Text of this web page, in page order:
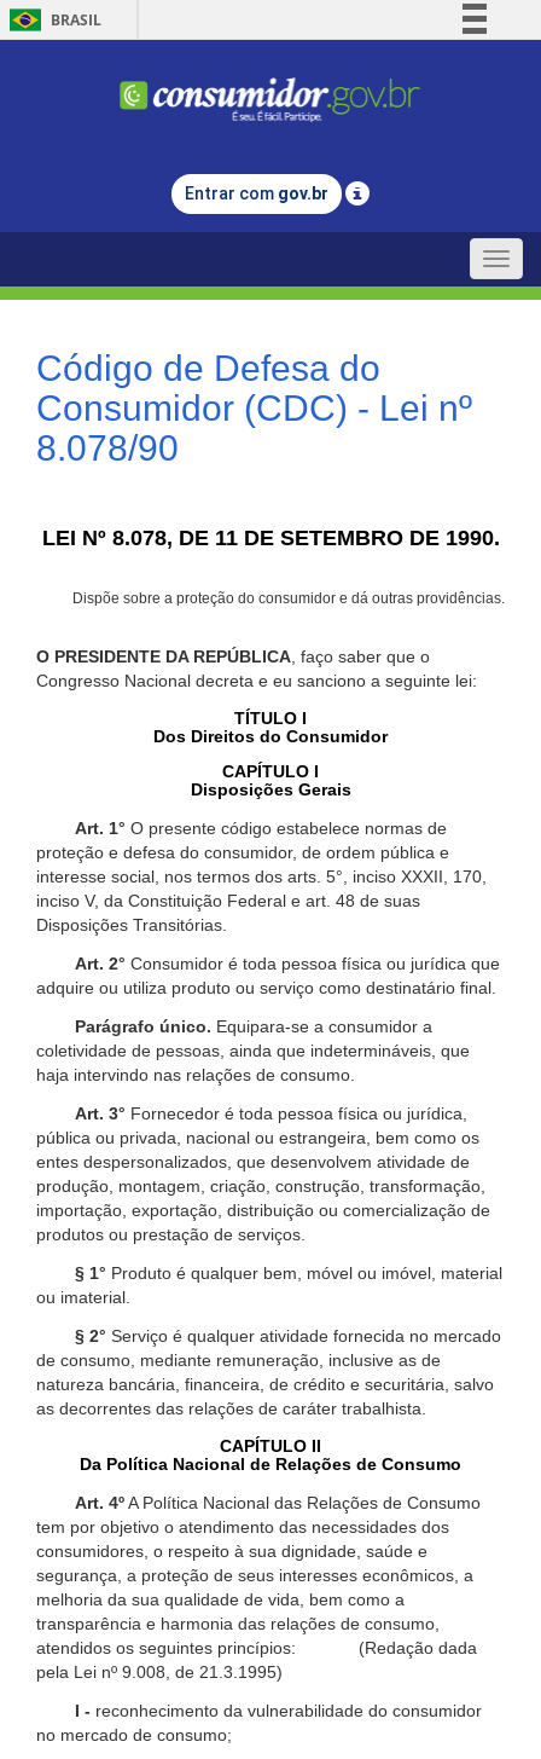
BRASIL
Comunica BR
Legislação
Entrar com gov.br
Toggle
Código de Defesa do
Consumidor (CDC) - Lei nº
8.078/90
LEI Nº 8.078, DE 11 DE SETEMBRO DE 1990.
Dispõe sobre a proteção do consumidor e dá outras providências.
O PRESIDENTE DA REPÚBLICA , faço saber que o
Congresso Nacional decreta e eu sanciono a seguinte lei:
TÍTULO I
Dos Direitos do Consumidor
CAPÍTULO I
Disposições Gerais
Art. 1° O presente código estabelece normas de
proteção e defesa do consumidor, de ordem pública e
interesse social, nos termos dos arts. 5°, inciso XXXII, 170,
inciso V, da Constituição Federal e art. 48 de suas
Disposições Transitórias.
Art. 2° Consumidor é toda pessoa física ou jurídica que
adquire ou utiliza produto ou serviço como destinatário final.
Parágrafo único. Equipara-se a consumidor a
coletividade de pessoas, ainda que indetermináveis, que
haja intervindo nas relações de consumo.
Art. 3° Fornecedor é toda pessoa física ou jurídica,
pública ou privada, nacional ou estrangeira, bem como os
entes despersonalizados, que desenvolvem atividade de
produção, montagem, criação, construção, transformação,
importação, exportação, distribuição ou comercialização de
produtos ou prestação de serviços.
§ 1° Produto é qualquer bem, móvel ou imóvel, material
ou imaterial.
§ 2° Serviço é qualquer atividade fornecida no mercado
de consumo, mediante remuneração, inclusive as de
natureza bancária, financeira, de crédito e securitária, salvo
as decorrentes das relações de caráter trabalhista.
CAPÍTULO II
Da Política Nacional de Relações de Consumo
Art. 4ºA Política Nacional das Relações de Consumo
tem por objetivo o atendimento das necessidades dos
consumidores, o respeito à sua dignidade, saúde e
segurança, a proteção de seus interesses econômicos, a
melhoria da sua qualidade de vida, bem como a
transparência e harmonia das relações de consumo,
atendidos os seguintes princípios: (Redação dada
pela Lei nº 9.008, de 21.3.1995)
I - reconhecimento da vulnerabilidade do consumidor
no mercado de consumo;